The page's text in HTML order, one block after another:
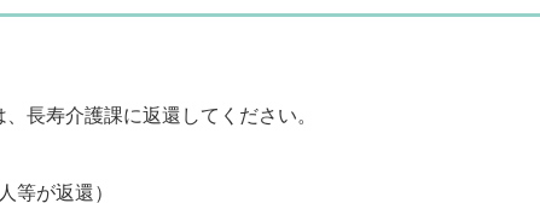
長寿介護課に返還してください。
等が返還）